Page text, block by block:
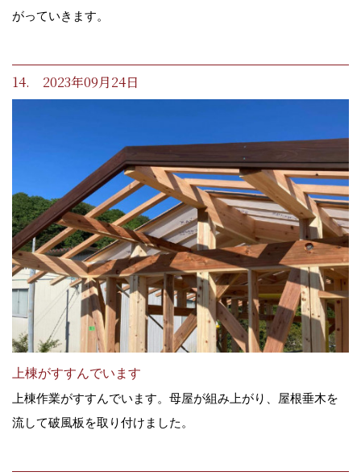
がっていきます。
14. 2023年09月24日
上棟がすすんでいます
上棟作業がすすんでいます。母屋が組み上がり、屋根垂木を
流して破風板を取り付けました。